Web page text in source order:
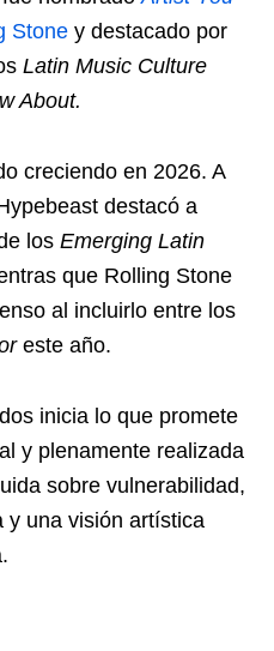
Stone y destacado por
Latin Music Culture
About.
creciendo en 2026. A
destacó a
los Emerging Latin
que Rolling Stone
al incluirlo entre los
este año.
inicia lo que promete
y plenamente realizada
sobre vulnerabilidad,
y una visión artística